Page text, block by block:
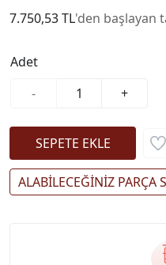
7.750,53 TL'den başlayan
Adet
-
+
ALABİLECEĞİNİZ PARÇA